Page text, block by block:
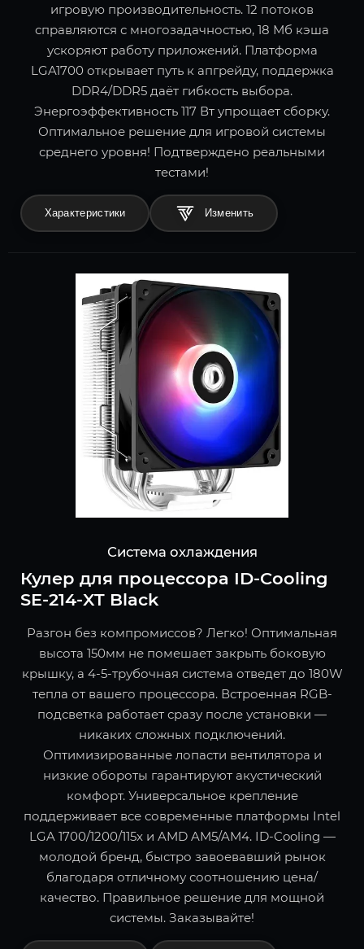
игровую производительность. 12 потоков
справляются с многозадачностью, 18 Мб кэша
ускоряют работу приложений. Платформа
LGA1700 открывает путь к апгрейду, поддержка
DDR4/DDR5 даёт гибкость выбора.
Энергоэффективность 117 Вт упрощает сборку.
Оптимальное решение для игровой системы
среднего уровня! Подтверждено реальными
тестами!
Характеристики
Система охлаждения
Кулер для процессора ID-Cooling
SE-214-XT Black
Разгон без компромиссов? Легко! Оптимальная
высота 150мм не помешает закрыть боковую
крышку, а 4-5-трубочная система отведет до 180W
тепла от вашего процессора. Встроенная RGB-
подсветка работает сразу после установки —
никаких сложных подключений.
Оптимизированные лопасти вентилятора и
низкие обороты гарантируют акустический
комфорт. Универсальное крепление
поддерживает все современные платформы Intel
LGA 1700/1200/115x и AMD AM5/AM4. ID-Cooling —
молодой бренд, быстро завоевавший рынок
благодаря отличному соотношению цена/
качество. Правильное решение для мощной
системы. Заказывайте!